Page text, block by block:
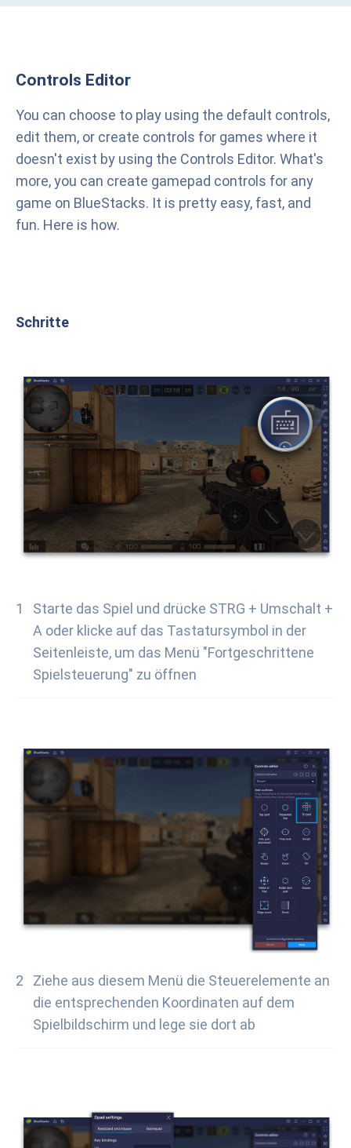
Controls Editor
You can choose to play using the default controls,
edit them, or create controls for games where it
doesn't exist by using the Controls Editor. What's
more, you can create gamepad controls for any
game on BlueStacks. It is pretty easy, fast, and
fun. Here is how.
Schritte
Starte das Spiel und drücke STRG + Umschalt +
A oder klicke auf das Tastatursymbol in der
Seitenleiste, um das Menü "Fortgeschrittene
Spielsteuerung" zu öffnen
Ziehe aus diesem Menü die Steuerelemente an
die entsprechenden Koordinaten auf dem
Spielbildschirm und lege sie dort ab